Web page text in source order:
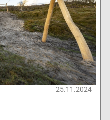
25.11.2024